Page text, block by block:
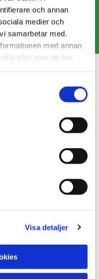
och annan
medier och
samarbetar med.
med annan
eller som de har
Visa detaljer
i
recept utskrivna av
07:30 - 16:30